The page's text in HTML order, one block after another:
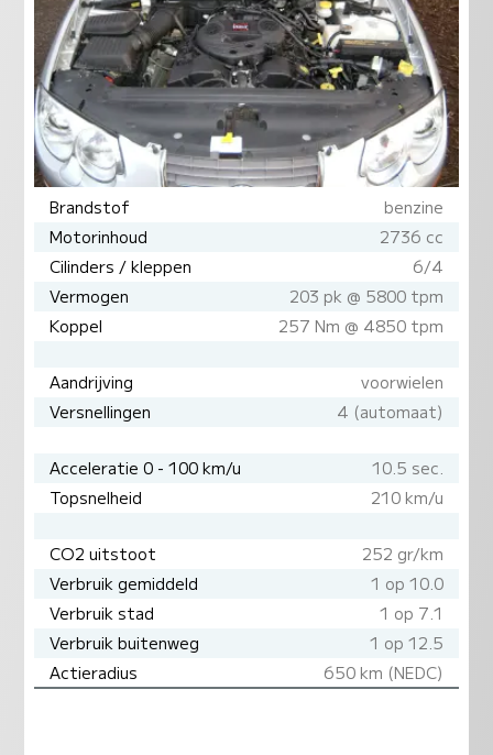
Brandstof
benzine
Motorinhoud
2736 cc
Cilinders / kleppen
6/4
Vermogen
203 pk @ 5800 tpm
Koppel
257 Nm @ 4850 tpm
Aandrijving
voorwielen
Versnellingen
4 (automaat)
Acceleratie 0 - 100 km/u
10.5 sec.
Topsnelheid
210 km/u
CO2 uitstoot
252 gr/km
Verbruik gemiddeld
1 op 10.0
Verbruik stad
1 op 7.1
Verbruik buitenweg
1 op 12.5
Actieradius
650 km (NEDC)